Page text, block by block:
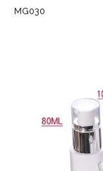
MG030